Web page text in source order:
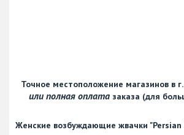
Точное местоположение магазинов в
или полная оплатазаказа (для
Женские возбуждающие жвачки "Persian